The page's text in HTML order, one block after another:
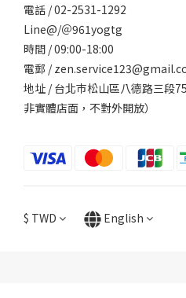
電話 / 02-2531-1292
Line@/＠961yogtg
時間 / 09:00-18:00
電郵 /
地址 / 台北巿松山區八德路三段
非實體店面，不對外開放）
$ TWD English